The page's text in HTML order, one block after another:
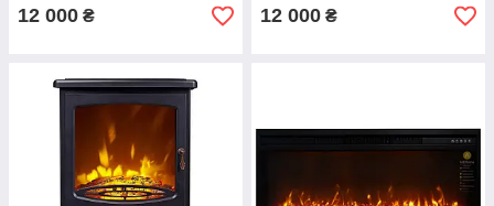
12 000 ₴ 12 000 ₴